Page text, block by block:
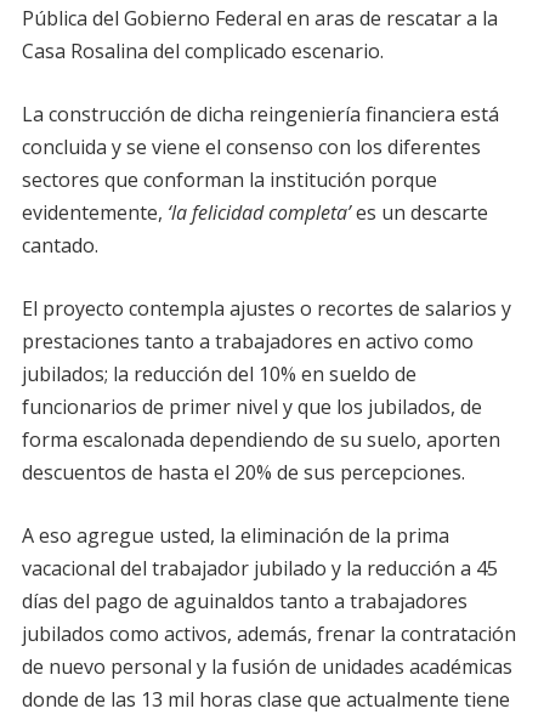
Pública del Gobierno Federal en aras de rescatar a la
Casa Rosalina del complicado escenario.
La construcción de dicha reingeniería financiera está
concluida y se viene el consenso con los diferentes
sectores que conforman la institución porque
evidentemente, ‘la felicidad completa’es un descarte
cantado.
El proyecto contempla ajustes o recortes de salarios y
prestaciones tanto a trabajadores en activo como
jubilados; la reducción del 10% en sueldo de
funcionarios de primer nivel y que los jubilados, de
forma escalonada dependiendo de su suelo, aporten
descuentos de hasta el 20% de sus percepciones.
A eso agregue usted, la eliminación de la prima
vacacional del trabajador jubilado y la reducción a 45
días del pago de aguinaldos tanto a trabajadores
jubilados como activos, además, frenar la contratación
de nuevo personal y la fusión de unidades académicas
donde de las 13 mil horas clase que actualmente tiene